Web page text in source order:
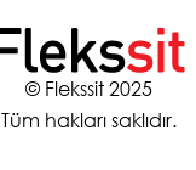
© Flekssit 2025
Tüm hakları saklıdır.